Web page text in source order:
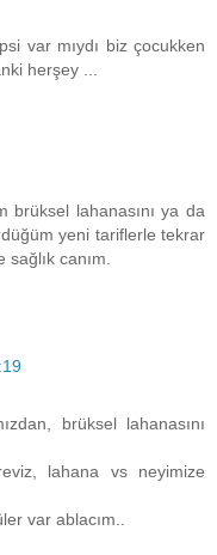
var mıydı biz çocukken
herşey ...
brüksel lahanasını ya da
yeni tariflerle tekrar
canım.
brüksel lahanasını
lahana vs neyimize
var ablacım..